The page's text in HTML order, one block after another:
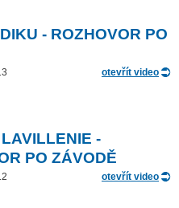
- ROZHOVOR PO
otevřít video
-
PO ZÁVODĚ
otevřít video